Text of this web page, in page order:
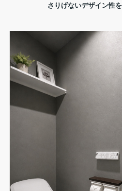
さりげないデザイン性